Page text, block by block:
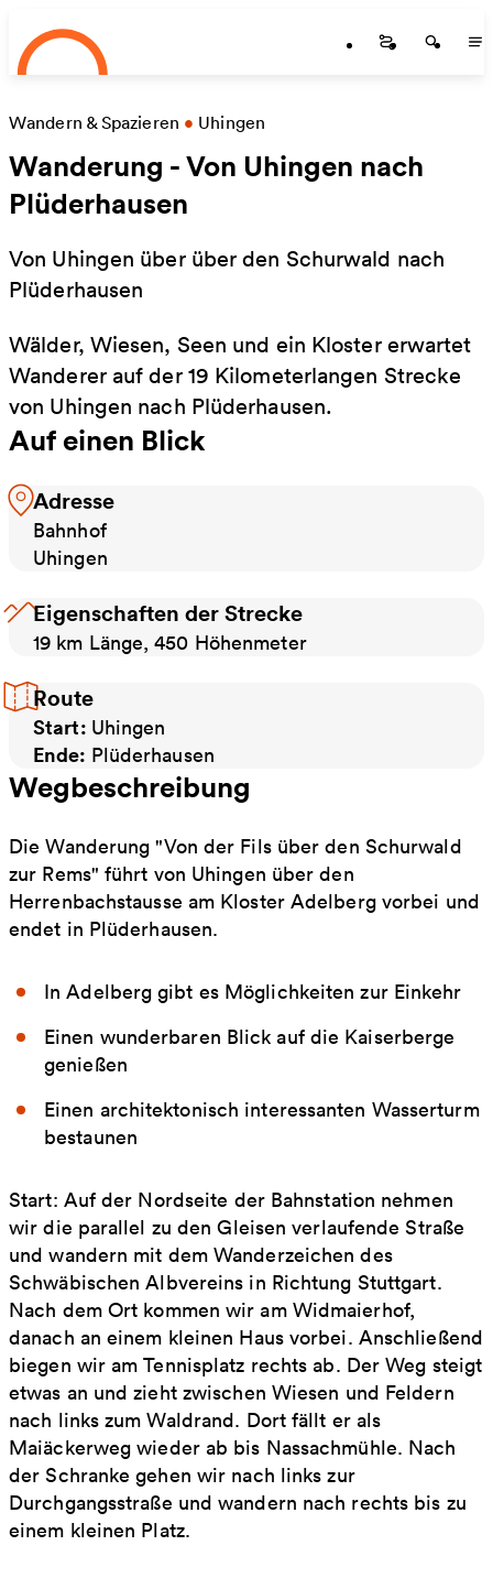
Zum Hauptinhalt springen
Startseite
Wandern & Spazieren • Uhingen
Wanderung - Von Uhingen nach
Plüderhausen
Von Uhingen über über den Schurwald nach
Plüderhausen
Wälder, Wiesen, Seen und ein Kloster erwartet
Wanderer auf der 19 Kilometerlangen Strecke
von Uhingen nach Plüderhausen.
Auf einen Blick
Adresse
Bahnhof
Uhingen
Eigenschaften der Strecke
19 km Länge, 450 Höhenmeter
Route
Start: Uhingen
Ende: Plüderhausen
Wegbeschreibung
Die Wanderung "Von der Fils über den Schurwald
zur Rems" führt von Uhingen über den
Herrenbachstausse am Kloster Adelberg vorbei und
endet in Plüderhausen.
In Adelberg gibt es Möglichkeiten zur Einkehr
Einen wunderbaren Blick auf die Kaiserberge
genießen
Einen architektonisch interessanten Wasserturm
bestaunen
Start: Auf der Nordseite der Bahnstation nehmen
wir die parallel zu den Gleisen verlaufende Straße
und wandern mit dem Wanderzeichen des
Schwäbischen Albvereins in Richtung Stuttgart.
Nach dem Ort kommen wir am Widmaierhof,
danach an einem kleinen Haus vorbei. Anschließend
biegen wir am Tennisplatz rechts ab. Der Weg steigt
etwas an und zieht zwischen Wiesen und Feldern
nach links zum Waldrand. Dort fällt er als
Maiäckerweg wieder ab bis Nassachmühle. Nach
der Schranke gehen wir nach links zur
Durchgangsstraße und wandern nach rechts bis zu
einem kleinen Platz.